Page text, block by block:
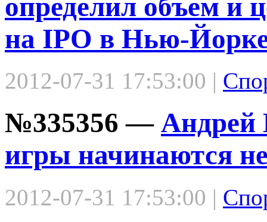
определил объем и
на IPO в Нью-
2012-07-31 17:53:00 |
№335356 — Андрей
игры начинаются
2012-07-31 17:53:00 |